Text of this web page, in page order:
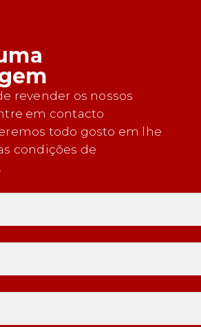
revender os nossos
em contacto
todo gosto em lhe
condições de